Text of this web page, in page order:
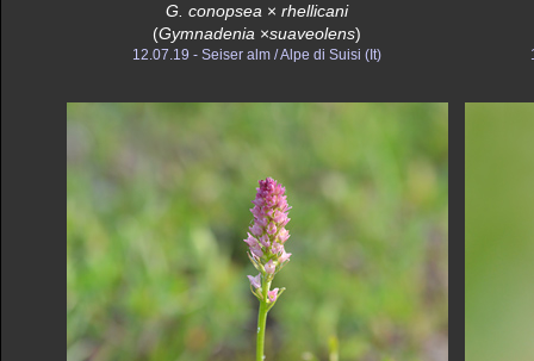
G. conopsea × rhellicani
(Gymnadenia ×suaveolens)
12.07.19 - Seiser alm / Alpe di Suisi (It)